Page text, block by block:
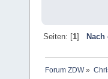
Seiten: [1] Nach
Forum ZDW»